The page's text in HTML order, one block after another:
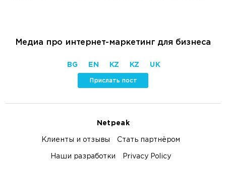
Медиа про интернет-маркетинг для бизнеса
BG EN KZ KZ UK
Прислать пост
Netpeak
Клиенты и отзывы Стать партнёром
Наши разработки Privacy Policy